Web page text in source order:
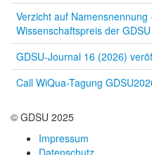
Verzicht auf
Wissenschaftspreis der GDSU
GDSU-Journal 16 (2026)
Call WiQua-Tagung
© GDSU 2025
Impressum